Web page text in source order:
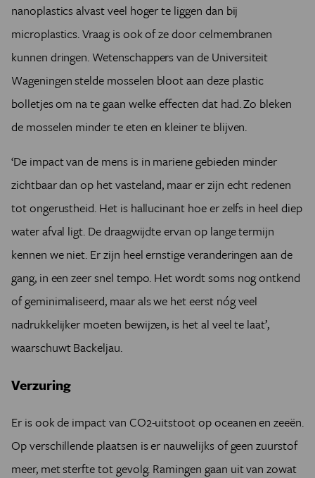
nanoplastics alvast veel hoger te liggen dan bij
microplastics. Vraag is ook of ze door celmembranen
kunnen dringen. Wetenschappers van de Universiteit
Wageningen stelde mosselen bloot aan deze plastic
bolletjes om na te gaan welke effecten dat had. Zo bleken
de mosselen minder te eten en kleiner te blijven.
‘De impact van de mens is in mariene gebieden minder
zichtbaar dan op het vasteland, maar er zijn echt redenen
tot ongerustheid. Het is hallucinant hoe er zelfs in heel diep
water afval ligt. De draagwijdte ervan op lange termijn
kennen we niet. Er zijn heel ernstige veranderingen aan de
gang, in een zeer snel tempo. Het wordt soms nog ontkend
of geminimaliseerd, maar als we het eerst nóg veel
nadrukkelijker moeten bewijzen, is het al veel te laat’,
waarschuwt Backeljau.
Verzuring
Er is ook de impact van CO2-uitstoot op oceanen en zeeën.
Op verschillende plaatsen is er nauwelijks of geen zuurstof
meer, met sterfte tot gevolg. Ramingen gaan uit van zowat